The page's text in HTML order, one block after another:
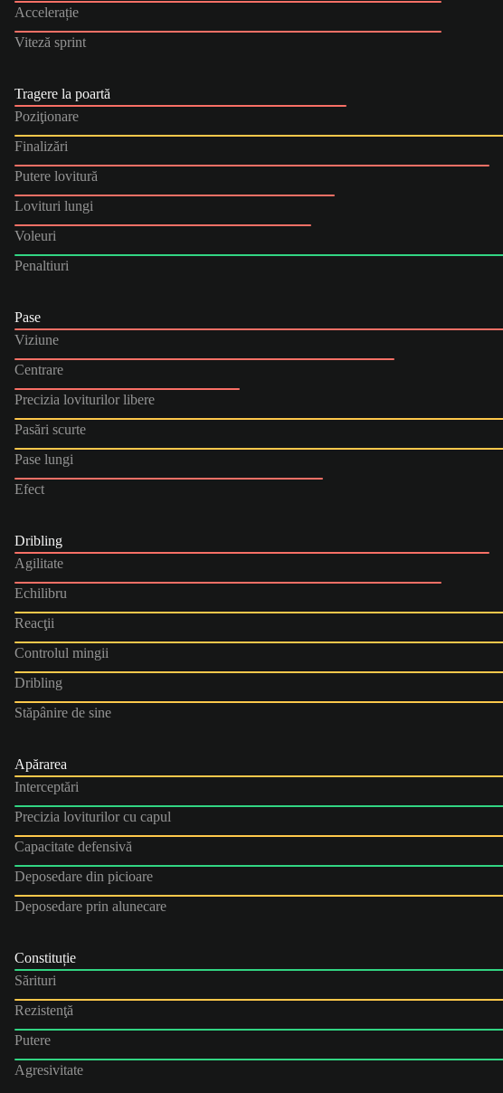
Accelerație
Viteză sprint
Tragere la poartă
Poziţionare
Finalizări
Putere lovitură
Lovituri lungi
Voleuri
Penaltiuri
Pase
Viziune
Centrare
Precizia loviturilor libere
Pasări scurte
Pase lungi
Efect
Dribling
Agilitate
Echilibru
Reacţii
Controlul mingii
Dribling
Stăpânire de sine
Apărarea
Interceptări
Precizia loviturilor cu capul
Capacitate defensivă
Deposedare din picioare
Deposedare prin alunecare
Constituție
Sărituri
Rezistenţă
Putere
Agresivitate